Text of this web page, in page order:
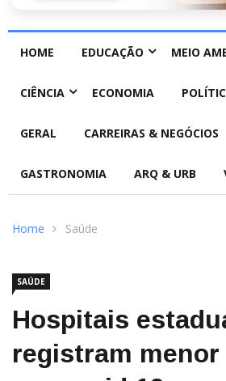
HOME EDUCAÇÃO MEIO
CIÊNCIA ECONOMIA
GERAL CARREIRAS & NEGÓCIOS
GASTRONOMIA ARQ & URB
Home Saúde
SAÚDE
Hospitais
registram menor